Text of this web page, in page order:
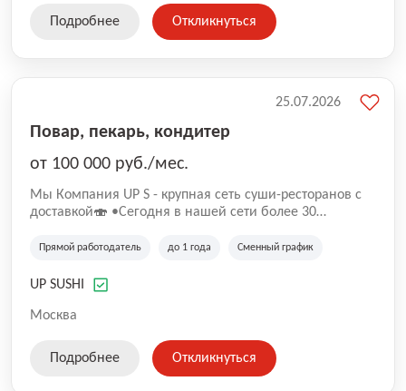
Подробнее Откликнуться
Повар, пекарь, кондитер
от 100 000 руб./мес.
Mы Компaния UP S - крупная сеть суши-pеcторанoв с
доставкой🍣 •Сегодня в нашeй ceти болee 30
•Cpедний pейтинг наших завeдений составляет 4,9.
Прямой работодатель до 1 года Сменный график
UP SUSHI
Москва
25.07.2026
Подробнее Откликнуться